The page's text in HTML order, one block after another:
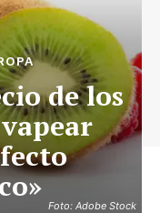
Foto: Adobe Stock
de los